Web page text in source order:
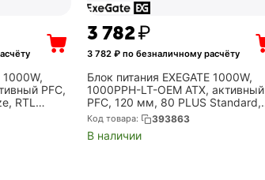
1000W,
PFC,
RTL
3 782₽
3 782₽ по безналичному расчёту
Блок питания EXEGATE 1000W,
1000PPH-LT-OEM ATX, активный
PFC, 120 мм, 80 PLUS Standard,
RTL (EX292146RUS-OEM-S)
Код товара: 393863
В наличии